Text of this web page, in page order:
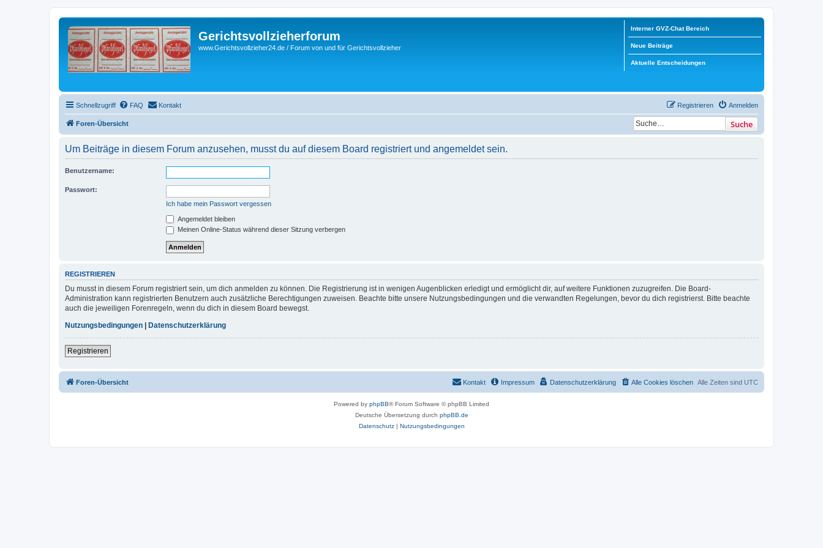
Gerichtsvollzieherforum
www.Gerichtsvollzieher24.de / Forum von und für Gerichtsvollzieher
Interner GVZ-Chat Bereich
Neue Beiträge
Aktuelle Entscheidungen
Schnellzugriff FAQ Kontakt Anmelden
Registrieren
Foren-Übersicht Suche
Um Beiträge in diesem Forum anzusehen, musst du auf diesem Board registriert und angemeldet sein.
Benutzername:
Passwort:
Ich habe mein Passwort vergessen
Angemeldet bleiben
Meinen Online-Status während dieser Sitzung verbergen
REGISTRIEREN
Du musst in diesem Forum registriert sein, um dich anmelden zu können. Die Registrierung ist in wenigen Augenblicken erledigt und ermöglicht dir, auf weitere Funktionen zuzugreifen. Die Board-
Administration kann registrierten Benutzern auch zusätzliche Berechtigungen zuweisen. Beachte bitte unsere Nutzungsbedingungen und die verwandten Regelungen, bevor du dich registrierst. Bitte beachte
auch die jeweiligen Forenregeln, wenn du dich in diesem Board bewegst.
Nutzungsbedingungen | Datenschutzerklärung
Registrieren
Foren-Übersicht Alle Zeiten sind UTC
Alle Cookies löschen
Datenschutzerklärung
Impressum
Kontakt
Powered by phpBB® Forum Software © phpBB Limited
Deutsche Übersetzung durch phpBB.de
Datenschutz| Nutzungsbedingungen